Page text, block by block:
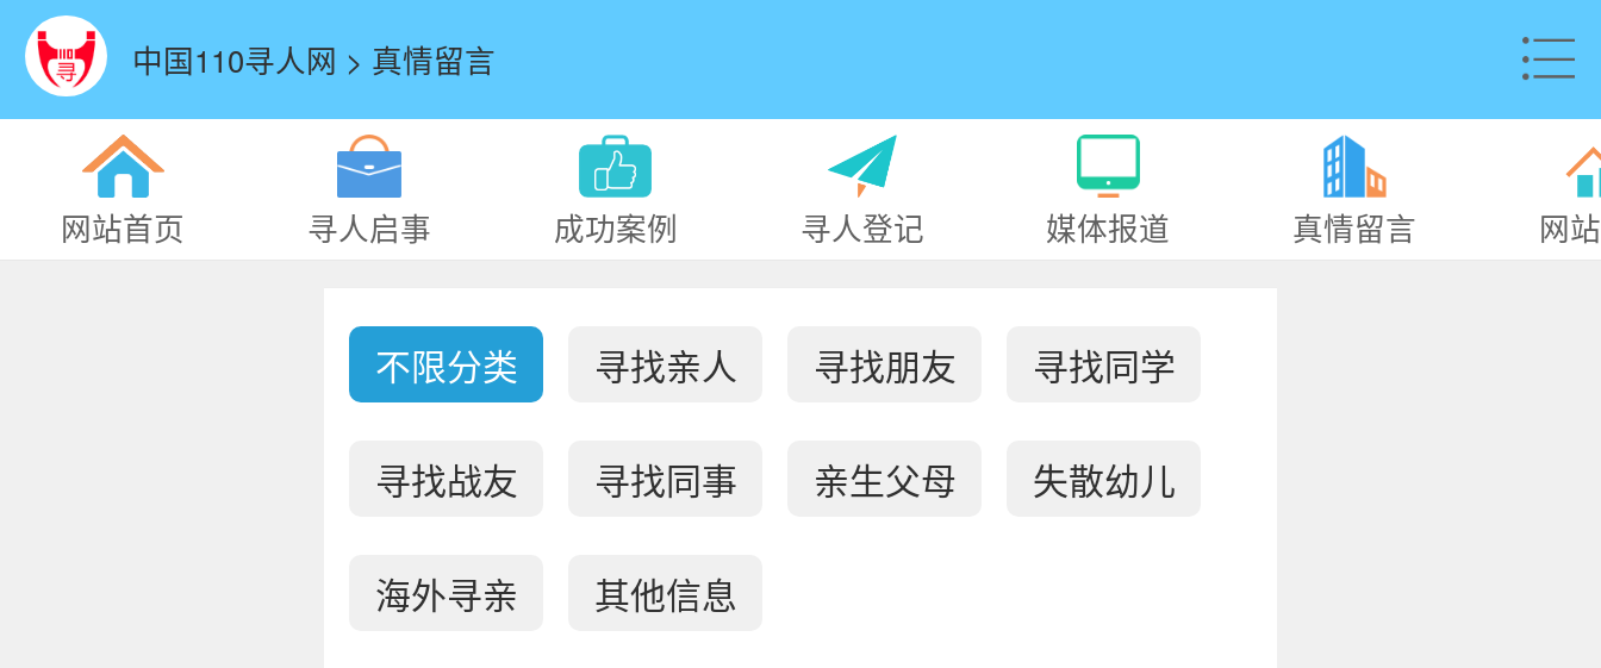
中国110寻人网 > 真情留言
网站首页 寻人启事 成功案例 寻人登记 媒体报道 真情留言 网
不限分类 寻找亲人 寻找朋友 寻找同学
寻找战友 寻找同事 亲生父母 失散幼儿
海外寻亲 其他信息